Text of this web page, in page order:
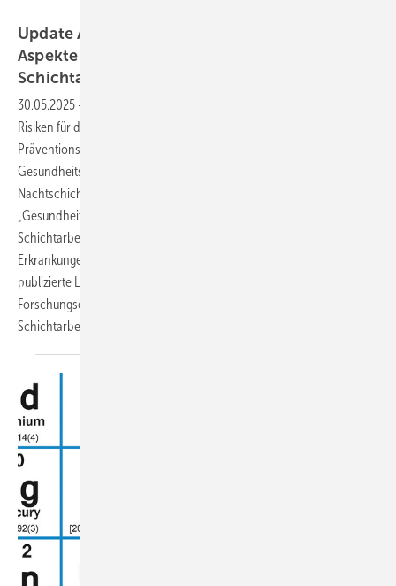
Update AWMF-S2k-Leitlinie: „Gesundheitliche
Aspekte und Gestaltung von Nacht- und
Schichtarbeit“
30.05.2025 -
Risiken für die Gesundheit der Erwerbstätigen als auch mögliche
Präventionsansätze zur besseren Gestaltung und zum besseren
Gesundheitsschutz für Beschäftigte in Wechsel- und
Nachtschichtarbeit erforscht und diskutiert. In der AWMF-S2k-Leitlinie
„Gesundheitliche Aspekte und Gestaltung von Nacht- und
Schichtarbeit“ wurden verschiedene gesundheitliche Störungen und
Erkrankungen adressiert und zusammengefasst. Die vor fünf Jahren
publizierte Leitlinie erfährt derzeit ein Update, um auf aktuelle
Forschungsergebnisse und neue Fragestellungen rund um das Thema
Schichtarbeit